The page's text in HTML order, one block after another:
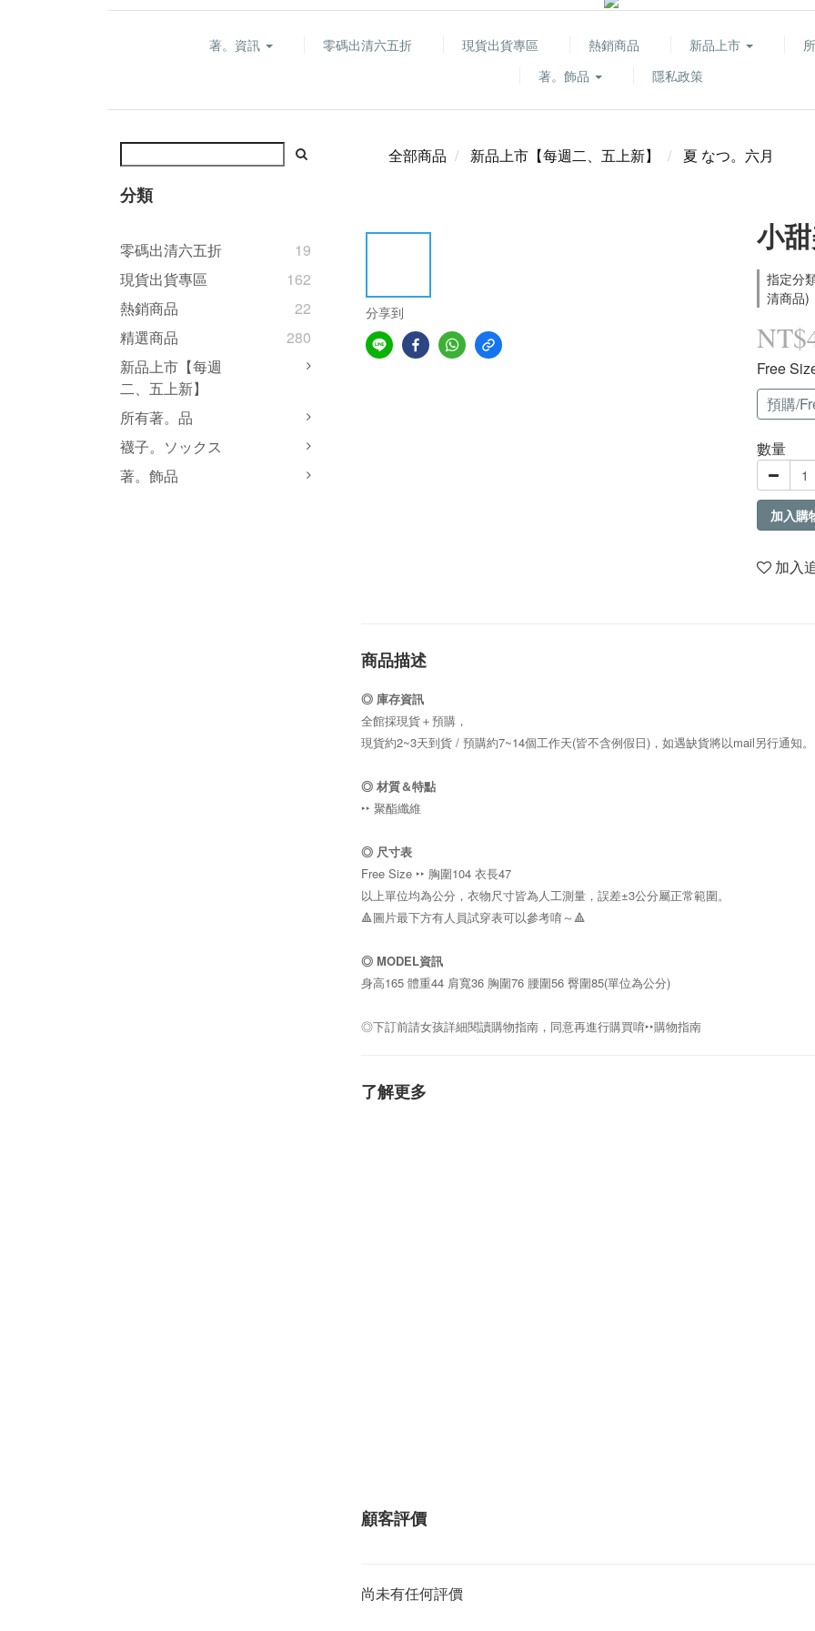
著。資訊 零碼出清六五折 現貨出貨專區 熱銷商品 新品上市
著。飾品
隱私政策
分類
零碼出清六五折
19
現貨出貨專區
162
熱銷商品
22
精選商品
280
新品上市【每週
二、五上新】
所有著。品
襪子。ソックス
著。飾品
全部商品 新品上市【每週二、五上新】 夏 なつ。六月
分享到
小
指定分
清商品)
Free
預購/
數量
加入購
加入
商品描述
◎ 庫存資訊
全館採現貨＋預購，
現貨約2~3天到貨 / 預購約7~14個工作天(皆不含例假日)，如遇缺貨將以mail另行通知。
◎ 材質＆特點
‣‣ 聚酯纖維
◎ 尺寸表
Free Size ‣‣ 胸圍104 衣長47
以上單位均為公分，衣物尺寸皆為人工測量，誤差±3公分屬正常範圍。
🔺圖片最下方有人員試穿表可以參考唷～🔺
◎ MODEL資訊
身高165 體重44 肩寬36 胸圍76 腰圍56 臀圍85(單位為公分)
◎下訂前請女孩詳細閱讀購物指南，同意再進行購買唷‣‣購物指南
了解更多
顧客評價
尚未有任何評價